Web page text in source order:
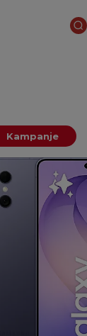
Kampanje